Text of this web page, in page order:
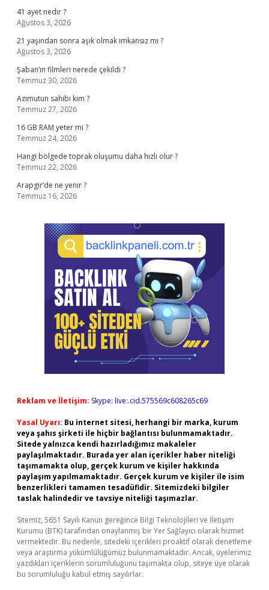
41 ayet nedir ?
Ağustos 3, 2026
21 yaşından sonra aşık olmak imkansız mı ?
Ağustos 3, 2026
Şaban’ın filmleri nerede çekildi ?
Temmuz 30, 2026
Azimutun sahibi kim ?
Temmuz 27, 2026
16 GB RAM yeter mi ?
Temmuz 24, 2026
Hangi bölgede toprak oluşumu daha hızlı olur ?
Temmuz 22, 2026
Arapgir’de ne yenir ?
Temmuz 16, 2026
Reklam ve İletişim: Skype: live:.cid.575569c608265c69
Yasal Uyarı: Bu internet sitesi, herhangi bir marka, kurum
veya şahıs şirketi ile hiçbir bağlantısı bulunmamaktadır.
Sitede yalnızca kendi hazırladığımız makaleler
paylaşılmaktadır. Burada yer alan içerikler haber niteliği
taşımamakta olup, gerçek kurum ve kişiler hakkında
paylaşım yapılmamaktadır. Gerçek kurum ve kişiler ile isim
benzerlikleri tamamen tesadüfidir. Sitemizdeki bilgiler
taslak halindedir ve tavsiye niteliği taşımazlar.
Sitemiz, 5651 Sayılı Kanun gereğince Bilgi Teknolojileri ve İletişim
Kurumu (BTK) tarafından onaylanmış bir Yer Sağlayıcı olarak hizmet
vermektedir. Bu nedenle, sitedeki içerikleri proaktif olarak denetleme
veya araştırma yükümlülüğümüz bulunmamaktadır. Ancak, üyelerimiz
yazdıkları içeriklerin sorumluluğunu taşımakta olup, siteye üye olarak
bu sorumluluğu kabul etmiş sayılırlar.